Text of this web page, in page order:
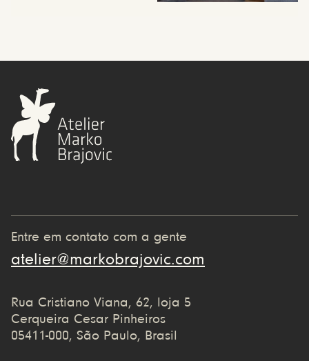
Entre em contato com a gente
atelier@markobrajovic.com
Rua Cristiano Viana, 62, loja 5
Cerqueira Cesar Pinheiros
05411-000, São Paulo, Brasil